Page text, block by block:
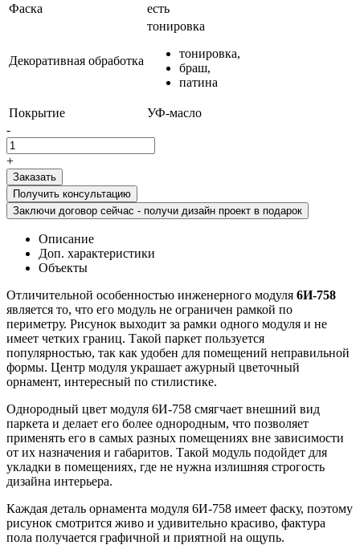
Фаска
есть
Декоративная обработка
тонировка
тонировка,
браш,
патина
Покрытие
УФ-масло
-
+
Получить консультацию
Заключи договор сейчас - получи дизайн проект в подарок
Описание
Доп. характеристики
Объекты
Отличительной особенностью инженерного модуля 6И-758
является то, что его модуль не ограничен рамкой по
периметру. Рисунок выходит за рамки одного модуля и не
имеет четких границ. Такой паркет пользуется
популярностью, так как удобен для помещений неправильной
формы. Центр модуля украшает ажурный цветочный
орнамент, интересный по стилистике.
Однородный цвет модуля 6И-758 смягчает внешний вид
паркета и делает его более однородным, что позволяет
применять его в самых разных помещениях вне зависимости
от их назначения и габаритов. Такой модуль подойдет для
укладки в помещениях, где не нужна излишняя строгость
дизайна интерьера.
Каждая деталь орнамента модуля 6И-758 имеет фаску, поэтому
рисунок смотрится живо и удивительно красиво, фактура
пола получается графичной и приятной на ощупь.